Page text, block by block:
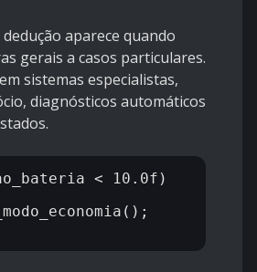
aparece quando
gerais a casos particulares.
sistemas especialistas,
diagnósticos automáticos
< 10.0f)